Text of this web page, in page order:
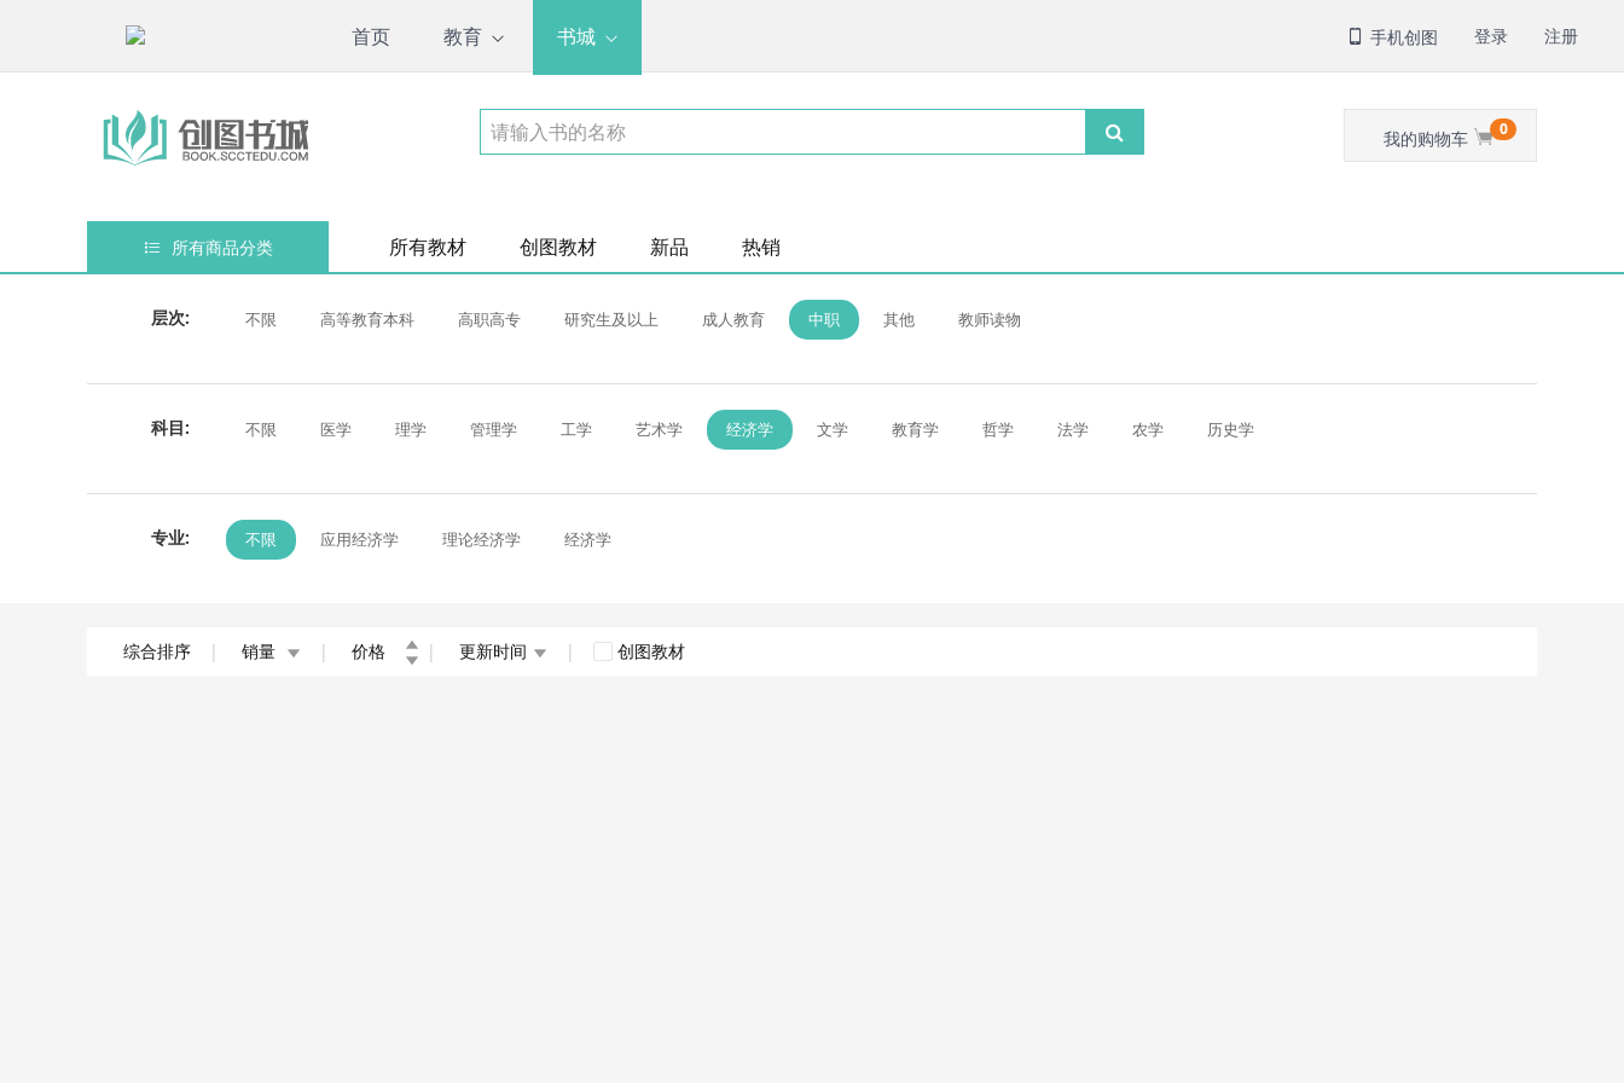
首页 教育 书城 手机创图 登录 注册
我的购物车 0
所有商品分类 所有教材 创图教材 新品 热销
层次: 不限 高等教育本科 高职高专 研究生及以上 成人教育 中职 其他 教师读物
科目: 不限 医学 理学 管理学 工学 艺术学 经济学 文学 教育学 哲学 法学 农学 历史学
专业: 不限 应用经济学 理论经济学 经济学
综合排序 | 销量 | 价格 | 更新时间 | 创图教材